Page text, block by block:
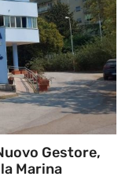
Gestore,
Marina